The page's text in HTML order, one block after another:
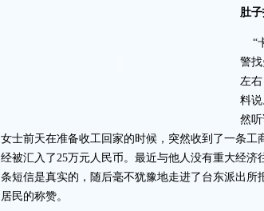
肚
“
警
左右
料
然
女士前天在准备收工回家的时候，突然收到了一条
经被汇入了25万元人民币。最近与他人没有重大经
条短信是真实的，随后毫不犹豫地走进了台东派出所
居民的称赞。